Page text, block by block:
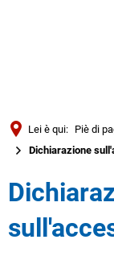
Lei è qui: Piè di
Dichiarazione